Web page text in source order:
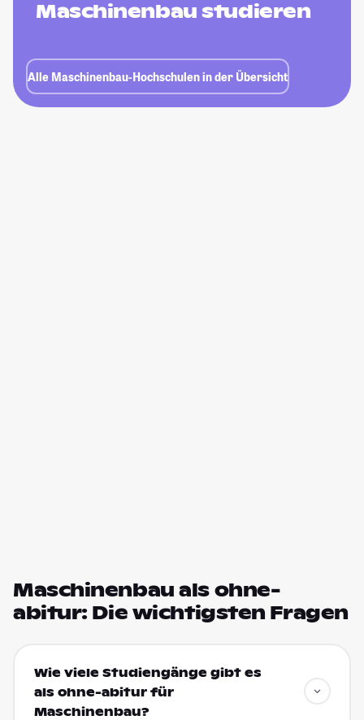
Maschinenbau studieren
Alle Maschinenbau-Hochschulen in der Übersicht
Maschinenbau als ohne-
abitur: Die wichtigsten Fragen
Wie viele Studiengänge gibt es
als ohne-abitur für
Maschinenbau?